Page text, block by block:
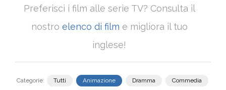
Preferisci i film alle serie TV? Consulta il
nostro elenco di film e migliora il tuo
inglese!
Categorie: Tutti Animazione Dramma Commedia